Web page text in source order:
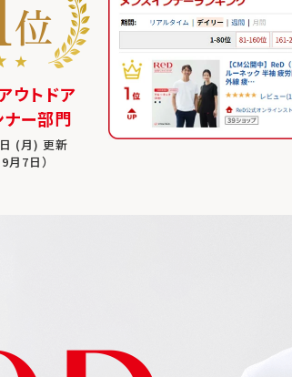
ウトドア
ナー部門
(月) 更新
月7日）